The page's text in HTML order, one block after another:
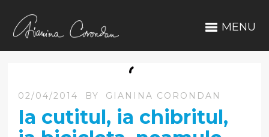
MENU
02/04/2014 BY GIANINA CORONDAN
Ia cutitul, ia chibritul,